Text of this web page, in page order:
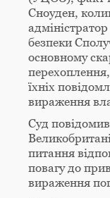
Сноуден,
безпеки
основному
перехоплення,
їхніх
вираження
Суд
питання
повагу до
вираження